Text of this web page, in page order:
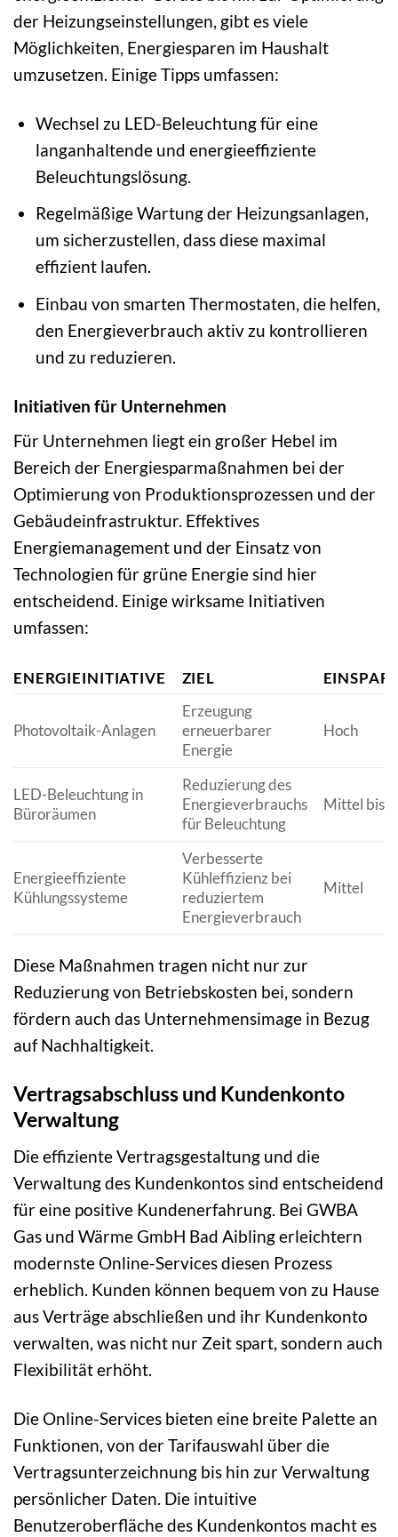
der Heizungseinstellungen, gibt es viele
Möglichkeiten, Energiesparen im Haushalt
umzusetzen. Einige Tipps umfassen:
Wechsel zu LED-Beleuchtung für eine
langanhaltende und energieeffiziente
Beleuchtungslösung.
Regelmäßige Wartung der Heizungsanlagen,
um sicherzustellen, dass diese maximal
effizient laufen.
Einbau von smarten Thermostaten, die helfen,
den Energieverbrauch aktiv zu kontrollieren
und zu reduzieren.
Initiativen für Unternehmen
Für Unternehmen liegt ein großer Hebel im
Bereich der Energiesparmaßnahmen bei der
Optimierung von Produktionsprozessen und der
Gebäudeinfrastruktur. Effektives
Energiemanagement und der Einsatz von
Technologien für grüne Energie sind hier
entscheidend. Einige wirksame Initiativen
umfassen:
ENERGIEINITIATIVE ZIEL
Photovoltaik-Anlagen
Erzeugung
erneuerbarer
Energie
Hoch
LED-Beleuchtung in
Büroräumen
Reduzierung des
Energieverbrauchs
für Beleuchtung
Mittel bis
Energieeffiziente
Kühlungssysteme
Verbesserte
Kühleffizienz bei
reduziertem
Energieverbrauch
Mittel
Diese Maßnahmen tragen nicht nur zur
Reduzierung von Betriebskosten bei, sondern
fördern auch das Unternehmensimage in Bezug
auf Nachhaltigkeit.
Vertragsabschluss und Kundenkonto
Verwaltung
Die effiziente Vertragsgestaltung und die
Verwaltung des Kundenkontos sind entscheidend
für eine positive Kundenerfahrung. Bei GWBA
Gas und Wärme GmbH Bad Aibling erleichtern
modernste Online-Services diesen Prozess
erheblich. Kunden können bequem von zu Hause
aus Verträge abschließen und ihr Kundenkonto
verwalten, was nicht nur Zeit spart, sondern auch
Flexibilität erhöht.
Die Online-Services bieten eine breite Palette an
Funktionen, von der Tarifauswahl über die
Vertragsunterzeichnung bis hin zur Verwaltung
persönlicher Daten. Die intuitive
Benutzeroberfläche des Kundenkontos macht es